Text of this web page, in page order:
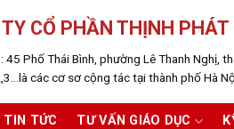
TY CỔ PHẦN THỊNH PHÁT
Phố Thái Bình, phường Lê Thanh Nghị,
các cơ sơ cộng tác tại thành phố Hà
TIN TỨC TƯ VẤN GIÁO DỤC